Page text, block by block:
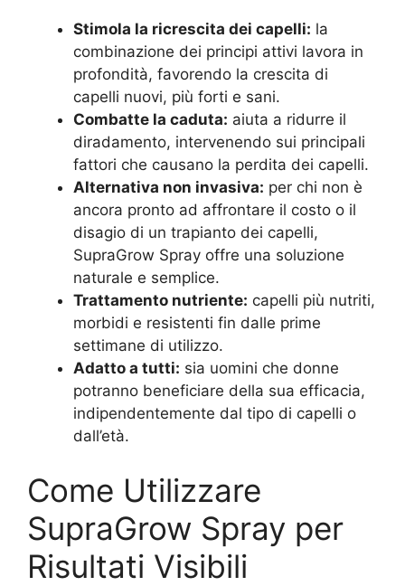
Stimola la ricrescita dei capelli: la
combinazione dei principi attivi lavora in
profondità, favorendo la crescita di
capelli nuovi, più forti e sani.
Combatte la caduta: aiuta a ridurre il
diradamento, intervenendo sui principali
fattori che causano la perdita dei capelli.
Alternativa non invasiva: per chi non è
ancora pronto ad affrontare il costo o il
disagio di un trapianto dei capelli,
SupraGrow Spray offre una soluzione
naturale e semplice.
Trattamento nutriente: capelli più nutriti,
morbidi e resistenti fin dalle prime
settimane di utilizzo.
Adatto a tutti: sia uomini che donne
potranno beneficiare della sua efficacia,
indipendentemente dal tipo di capelli o
dall’età.
Come Utilizzare
SupraGrow Spray per
Risultati Visibili